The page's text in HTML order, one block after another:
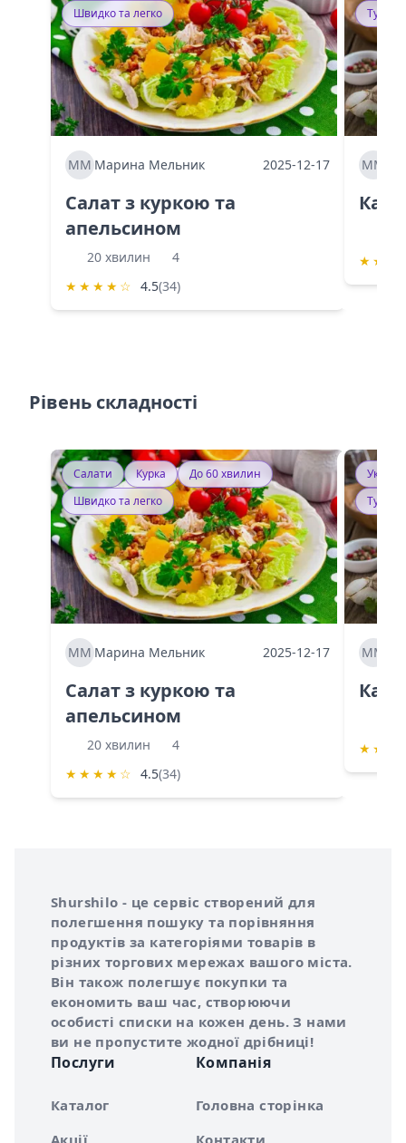
Швидко та легко
ММ Марина Мельник 2025-12-17
Салат з куркою та
апельсином
20 хвилин
4
★ ★ ★ ★ ☆ 4.5(34)
ММ
★ ★
Рівень складності
Салати Курка
До 60 хвилин
Швидко та легко
ММ Марина Мельник 2025-12-17
Салат з куркою та
апельсином
20 хвилин
4
★ ★ ★ ★ ☆ 4.5(34)
ММ
★ ★
Про сервіс Shurshilo
Shurshilo - це сервіс створений для
полегшення пошуку та порівняння
продуктів за категоріями товарів в
різних торгових мережах вашого міста.
Він також полегшує покупки та
економить ваш час, створюючи
особисті списки на кожен день. З нами
ви не пропустите жодної дрібниці!
Послуги
Каталог
Акції
Компанія
Головна сторінка
Контакти